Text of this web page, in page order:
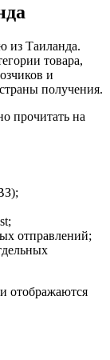
из Таиланда.
товара,
и
получения.
прочитать на
отправлений;
отображаются